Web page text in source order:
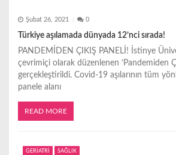
Şubat 26, 2021 0
Türkiye aşılamada dünyada 12’nci sırada!
PANDEMİDEN ÇIKIŞ PANELİ! İstinye
çevrimiçi olarak düzenlenen ‘Pandemiden
gerçekleştirildi. Covid-19 aşılarının tüm
panele alanı
READ MORE
GERİATRİ SAĞLIK